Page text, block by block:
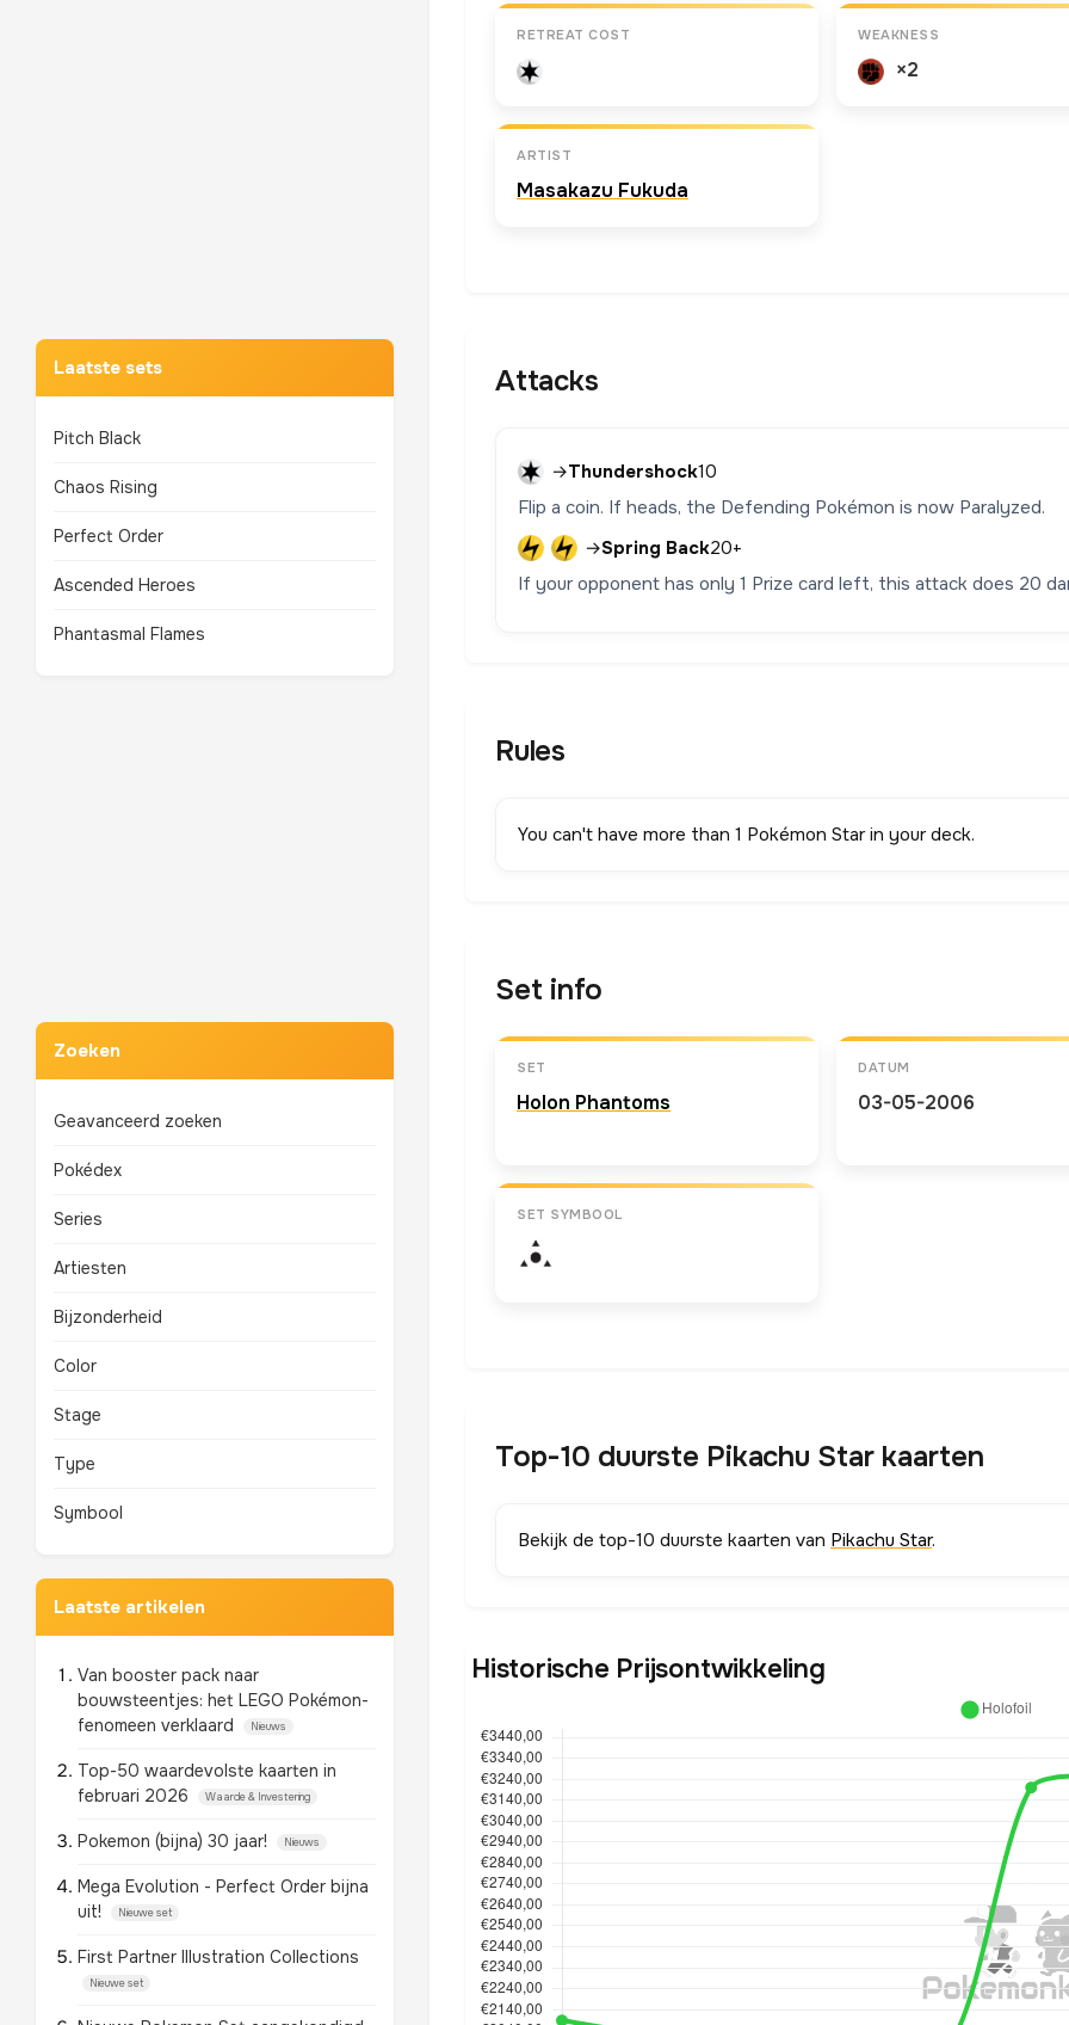
TOP 10 POKEMON
Laatste sets
Pitch Black
Chaos Rising
Perfect Order
Ascended Heroes
Phantasmal Flames
Zoeken
Geavanceerd zoeken
Pokédex
Series
Artiesten
Bijzonderheid
Color
Stage
Type
Symbool
Laatste artikelen
Van booster pack naar
bouwsteentjes: het LEGO Pokémon-
fenomeen verklaard
Nieuws
Top-50 waardevolste kaarten in
februari 2026
Waarde & Investering
Pokemon (bijna) 30 jaar! Nieuws
Mega Evolution - Perfect Order bijna
uit!
Nieuwe set
First Partner Illustration Collections
Nieuwe set
RETREAT COST WEAKNESS
×2
ARTIST
Masakazu Fukuda
Attacks
→Thundershock10
Flip a coin. If heads, the Defending Pokémon is now Paralyzed.
→Spring Back20+
If your opponent has only 1 Prize card left, this attack does 20
Rules
You can't have more than 1 Pokémon Star in your deck.
Set info
SET
Holon Phantoms
DATUM
03-05-2006
SET SYMBOOL
Top-10 duurste Pikachu Star kaarten
Bekijk de top-10 duurste kaarten van Pikachu Star.
Historische Prijsontwikkeling